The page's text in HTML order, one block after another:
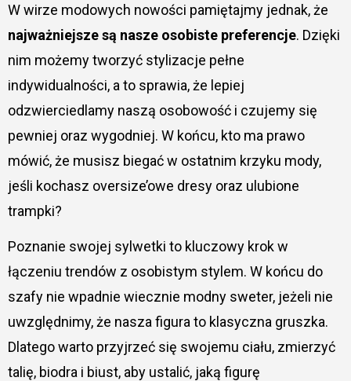
W wirze modowych nowości pamiętajmy jednak, że
najważniejsze są nasze osobiste preferencje. Dzięki
nim możemy tworzyć stylizacje pełne
indywidualności, a to sprawia, że lepiej
odzwierciedlamy naszą osobowość i czujemy się
pewniej oraz wygodniej. W końcu, kto ma prawo
mówić, że musisz biegać w ostatnim krzyku mody,
jeśli kochasz oversize’owe dresy oraz ulubione
trampki?
Poznanie swojej sylwetki to kluczowy krok w
łączeniu trendów z osobistym stylem. W końcu do
szafy nie wpadnie wiecznie modny sweter, jeżeli nie
uwzględnimy, że nasza figura to klasyczna gruszka.
Dlatego warto przyjrzeć się swojemu ciału, zmierzyć
talię, biodra i biust, aby ustalić, jaką figurę